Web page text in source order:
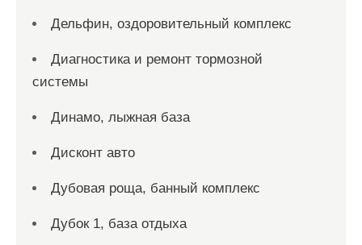
Дельфин, оздоровительный комплекс
Диагностика и ремонт тормозной
системы
Динамо, лыжная база
Дисконт авто
Дубовая роща, банный комплекс
Дубок 1, база отдыха